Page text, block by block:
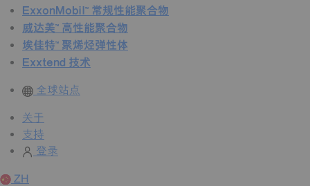
ExxonMobil™ 常规性能聚合物
威达美™ 高性能聚合物
埃佳特™ 聚烯烃弹性体
Exxtend 技术
全球站点
关于
支持
登录
ZH